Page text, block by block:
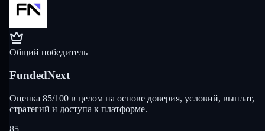
Общий победитель
FundedNext
Оценка 85/100 в целом на основе доверия, условий, выплат,
стратегий и доступа к платформе.
85